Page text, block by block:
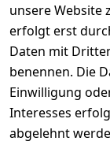
unsere Website
erfolgt erst
Daten mit
benennen. Die
Einwilligung
Interesses
abgelehnt
Rechtliches